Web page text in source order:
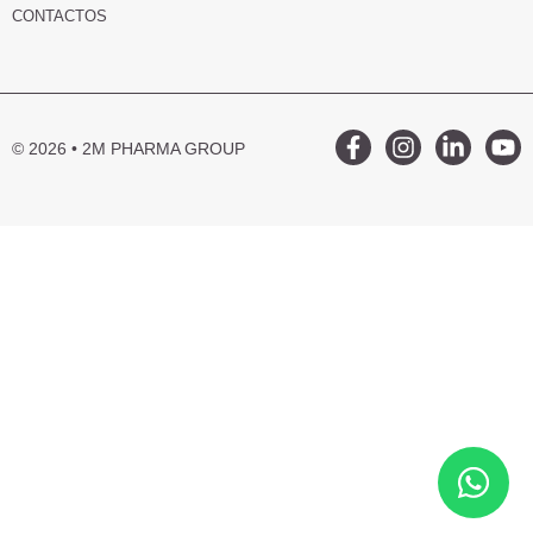
CONTACTOS
© 2026 • 2M PHARMA GROUP